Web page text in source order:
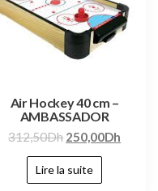
Air Hockey 40 cm –
AMBASSADOR
312,50Dh 250,00Dh
Lire la suite